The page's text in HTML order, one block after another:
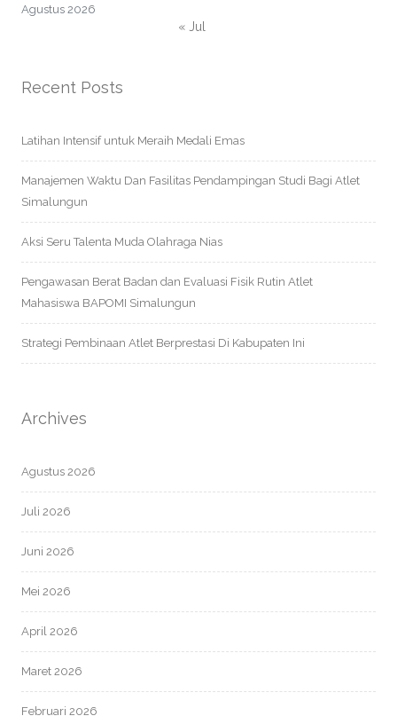
Agustus 2026
« Jul
Recent Posts
Latihan Intensif untuk Meraih Medali Emas
Manajemen Waktu Dan Fasilitas Pendampingan Studi Bagi Atlet
Simalungun
Aksi Seru Talenta Muda Olahraga Nias
Pengawasan Berat Badan dan Evaluasi Fisik Rutin Atlet
Mahasiswa BAPOMI Simalungun
Strategi Pembinaan Atlet Berprestasi Di Kabupaten Ini
Archives
Agustus 2026
Juli 2026
Juni 2026
Mei 2026
April 2026
Maret 2026
Februari 2026